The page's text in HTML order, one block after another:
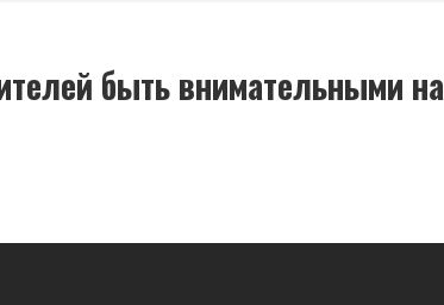
быть внимательными на